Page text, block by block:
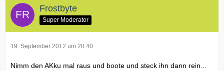
Frostbyte
Super Moderator
19. September 2012 um 20:40
Nimm den AKku mal raus und boote und steck ihn dann rein...